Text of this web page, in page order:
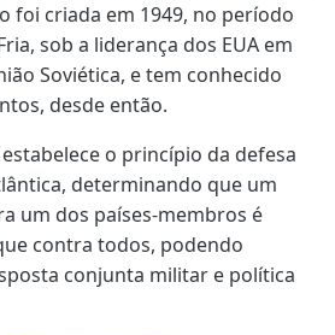
foi criada em 1949, no período
sob a liderança dos EUA em
Soviética, e tem conhecido
desde então.
estabelece o princípio da defesa
determinando que um
um dos países-membros é
contra todos, podendo
conjunta militar e política